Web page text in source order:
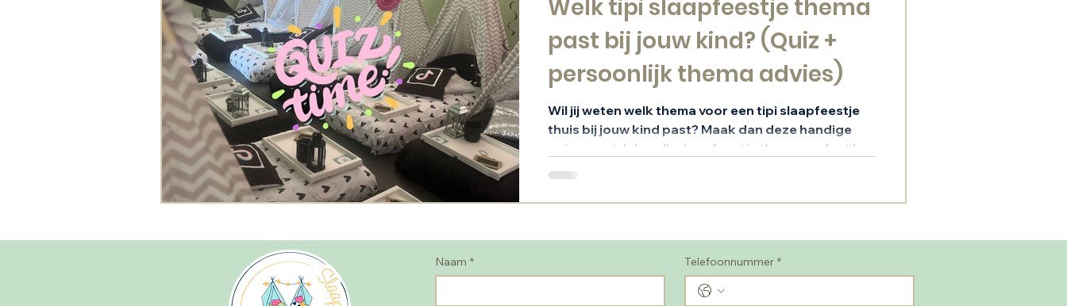
Welk tipi slaapfeestje thema
past bij jouw kind? (Quiz +
persoonlijk thema advies)
Wil jij weten welk thema voor een tipi slaapfeestje
thuis bij jouw kind past? Maak dan deze handige
quiz en ontdek welk slaapfeestje thema perfect bij
jouw kind past. Met expert tips!
Naam * Telefoonnummer *